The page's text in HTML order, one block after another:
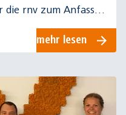
die rnv zum Anfassen
mehr lesen